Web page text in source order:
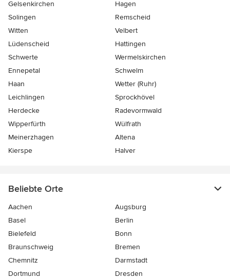
Gelsenkirchen
Hagen
Solingen
Remscheid
Witten
Velbert
Lüdenscheid
Hattingen
Schwerte
Wermelskirchen
Ennepetal
Schwelm
Haan
Wetter (Ruhr)
Leichlingen
Sprockhövel
Herdecke
Radevormwald
Wipperfürth
Wülfrath
Meinerzhagen
Altena
Kierspe
Halver
Beliebte Orte
Aachen
Augsburg
Basel
Berlin
Bielefeld
Bonn
Braunschweig
Bremen
Chemnitz
Darmstadt
Dortmund
Dresden